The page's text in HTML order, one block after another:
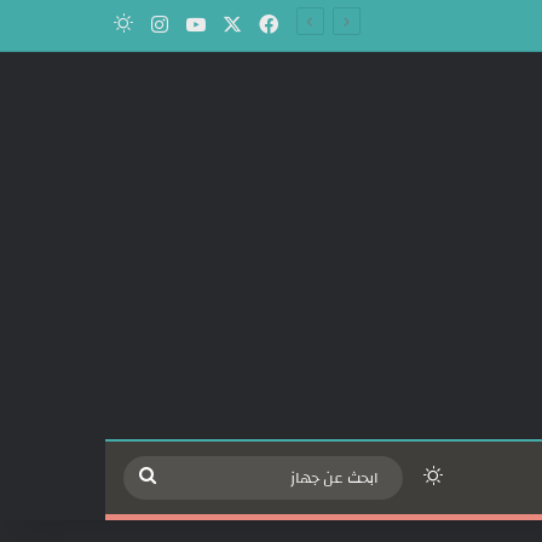
فيسبوك‫YouTube
انستقرامالوضع المظلم
الوضع المظلم
ابحث
عن